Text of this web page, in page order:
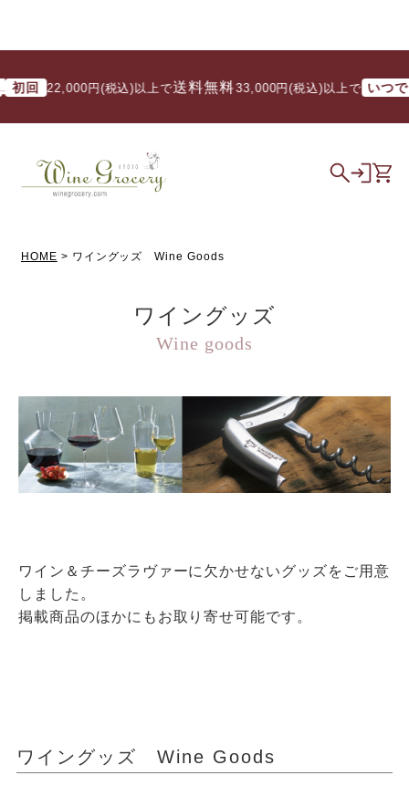
22,000円(税込)以上で送料無料/ 33,000円(税込)以上で いつでも 送
HOME ワイングッズ Wine Goods
ワイングッズ
Wine goods
ワイン＆チーズラヴァーに欠かせないグッズをご用意
しました。
掲載商品のほかにもお取り寄せ可能です。
ワイングッズ Wine Goods